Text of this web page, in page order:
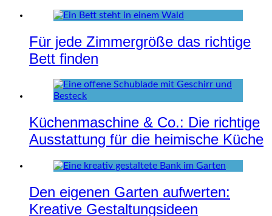
Für jede Zimmergröße das richtige
Bett finden
Küchenmaschine & Co.: Die richtige
Ausstattung für die heimische Küche
Den eigenen Garten aufwerten:
Kreative Gestaltungsideen